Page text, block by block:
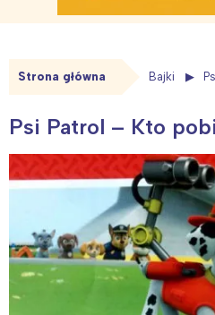
Strona główna Bajki
Psi Patrol – Kto